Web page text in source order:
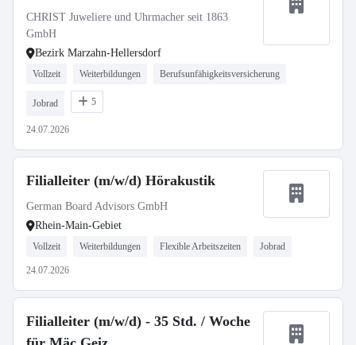
CHRIST Juweliere und Uhrmacher seit 1863
GmbH
Bezirk Marzahn-Hellersdorf
Vollzeit Weiterbildungen Berufsunfähigkeitsversicherung
Jobrad 5
24.07.2026
Filialleiter (m/w/d) Hörakustik
German Board Advisors GmbH
Rhein-Main-Gebiet
Vollzeit Weiterbildungen Flexible Arbeitszeiten Jobrad
24.07.2026
Filialleiter (m/w/d) - 35 Std. / Woche